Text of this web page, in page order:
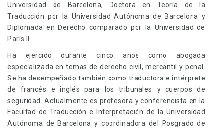
Universidad de Barcelona, Doctora en Teoría de la
Traducción por la Universidad Autónoma de Barcelona y
Diplomada en Derecho comparado por la Universidad de
París II.
Ha ejercido durante cinco años como abogada
especializada en temas de derecho civil, mercantil y penal.
Se ha desempeñado también como traductora e intérprete
de francés e inglés para los tribunales y cuerpos de
seguridad. Actualmente es profesora y conferencista en la
Facultad de Traducción e Interpretación de la Universidad
Autónoma de Barcelona y coordinadora del Posgrado de